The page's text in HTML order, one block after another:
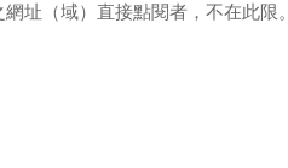
址（域）直接點閱者，不在此限。